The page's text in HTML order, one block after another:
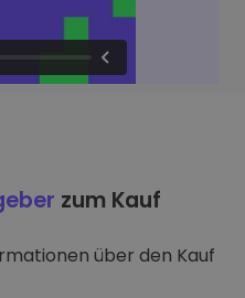
zum Kauf
über den Kauf